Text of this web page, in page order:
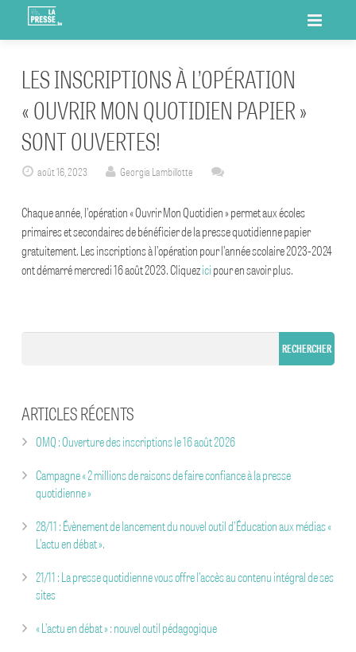
MISSIONS
CAMPAGNES DE COMMUNICATION
2 MILLIONS DE RAISONS DE FAIRE CONFIANCE À LA PRESSE
QUOTIDIENNE
21/11 : ACCÈS OFFERT AUX SITES DE PRESSE QUOTIDIENNE
#DEMAINLAPRESSE
EVÈNEMENT
ACTUALITÉS
OMQ
OUVRIR MON QUOTIDIEN PAPIER
OMQ PAPIER : ACCÈS NUMÉRIQUE – PROF-RELAIS
OUVRIR MON QUOTIDIEN NUMÉRIQUE
RESSOURCES PÉDAGOGIQUES
MEMBRES
LIENS
CONTACT
LES INSCRIPTIONS À L’OPÉRATION
« OUVRIR MON QUOTIDIEN PAPIER »
SONT OUVERTES!
août 16, 2023 Georgia Lambillotte
Chaque année, l’opération « Ouvrir Mon Quotidien » permet aux écoles
primaires et secondaires de bénéficier de la presse quotidienne papier
gratuitement. Les inscriptions à l’opération pour l’année scolaire 2023-2024
ont démarré mercredi 16 août 2023. Cliquezici pour en savoir plus.
ARTICLES RÉCENTS
OMQ : Ouverture des inscriptions le 16 août 2026
Campagne « 2 millions de raisons de faire confiance à la presse
quotidienne »
28/11 : Évènement de lancement du nouvel outil d’Éducation aux médias «
L’actu en débat ».
21/11 : La presse quotidienne vous offre l’accès au contenu intégral de ses
sites
« L’actu en débat » : nouvel outil pédagogique